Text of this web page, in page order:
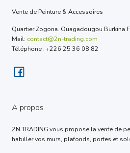
Vente de Peinture & Accessoires
Quartier Zogona. Ouagadougou Burkina
Mail: contact@2n-trading.com
Téléphone : +226 25 36 08 82
A propos
2N TRADING vous propose la vente de
habiller vos murs, plafonds, portes et